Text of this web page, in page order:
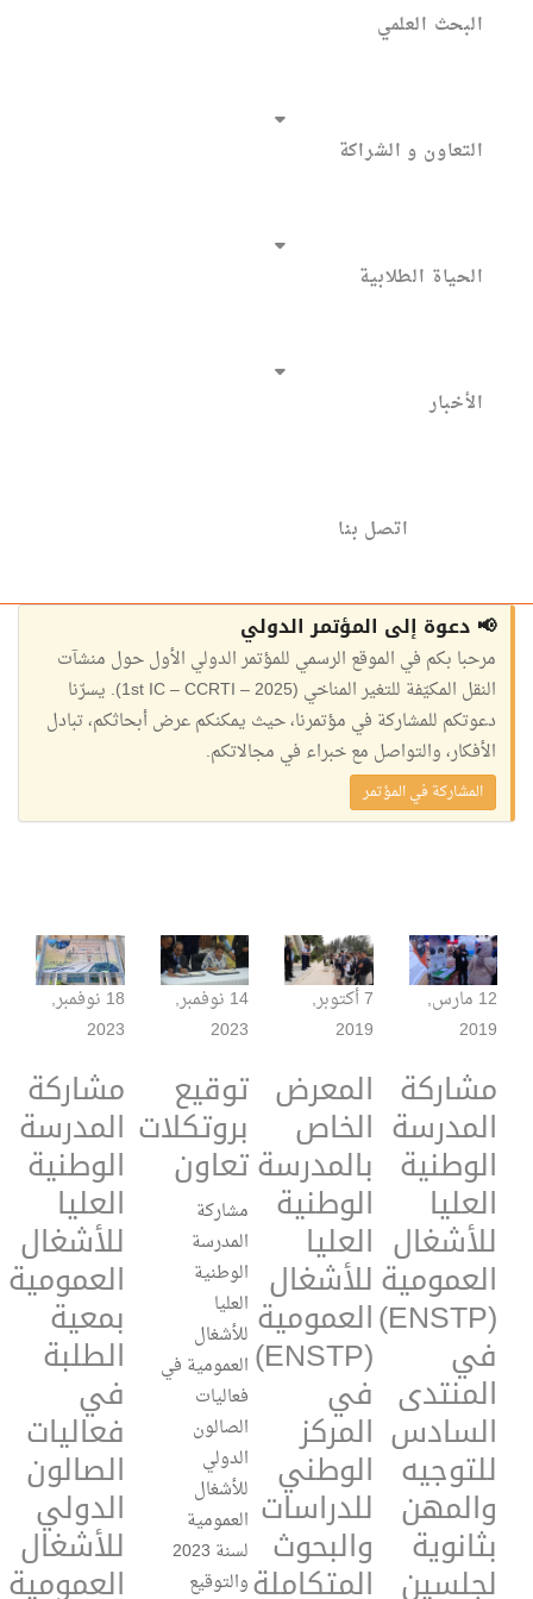
البحث العلمي
التعاون و الشراكة
الحياة الطلابية
الأخبار
اتصل بنا
📢 دعوة إلى المؤتمر الدولي
مرحبا بكم في الموقع الرسمي للمؤتمر الدولي الأول حول منشآت
النقل المكيّفة للتغير المناخي (1st IC – CCRTI – 2025). يسرّنا
دعوتكم للمشاركة في مؤتمرنا، حيث يمكنكم عرض أبحاثكم، تبادل
الأفكار، والتواصل مع خبراء في مجالاتكم.
المشاركة في المؤتمر
18 نوفمبر,
2023
مشاركة
المدرسة
الوطنية
العليا
للأشغال
العمومية
بمعية
الطلبة
في
فعاليات
الصالون
الدولي
للأشغال
العمومية
14 نوفمبر,
2023
توقيع
بروتكلات
تعاون
مشاركة
المدرسة
الوطنية
العليا
للأشغال
العمومية في
فعاليات
الصالون
الدولي
للأشغال
العمومية
لسنة 2023
والتوقيع
7 أكتوبر,
2019
المعرض
الخاص
بالمدرسة
الوطنية
العليا
للأشغال
العمومية
(ENSTP)
في
المركز
الوطني
للدراسات
والبحوث
المتكاملة
12 مارس,
2019
مشاركة
المدرسة
الوطنية
العليا
للأشغال
العمومية
(ENSTP)
في
المنتدى
السادس
للتوجيه
والمهن
بثانوية
لجلسين